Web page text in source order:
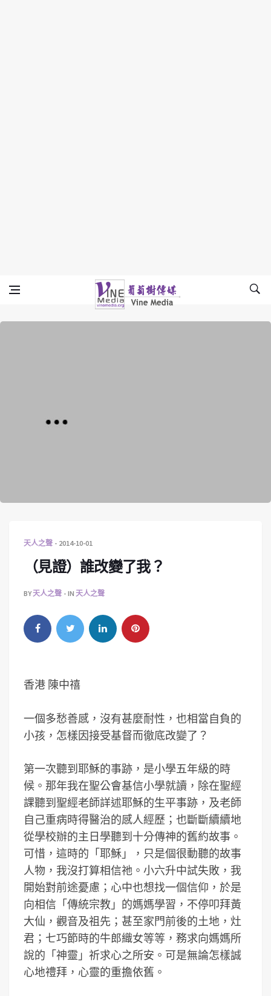
Vine Media
葡萄樹傳媒
天人之聲 2014-10-01
（見證）誰改變了我？
BY天人之聲 IN 天人之聲
香港 陳中禧
一個多愁善感，沒有甚麼耐性，也相當自負的
小孩，怎樣因接受基督而徹底改變了？
第一次聽到耶穌的事跡，是小學五年級的時
候。那年我在聖公會基信小學就讀，除在聖經
課聽到聖經老師詳述耶穌的生平事跡，及老師
自己重病時得醫治的感人經歷；也斷斷續續地
從學校辦的主日學聽到十分傳神的舊約故事。
可惜，這時的「耶穌」，只是個很動聽的故事
人物，我沒打算相信祂。小六升中試失敗，我
開始對前途憂慮；心中也想找一個信仰，於是
向相信「傳統宗教」的媽媽學習，不停叩拜黃
大仙，觀音及祖先；甚至家門前後的土地，灶
君；七巧節時的牛郎織女等等，務求向媽媽所
說的「神靈」祈求心之所安。可是無論怎樣誠
心地禮拜，心靈的重擔依舊。